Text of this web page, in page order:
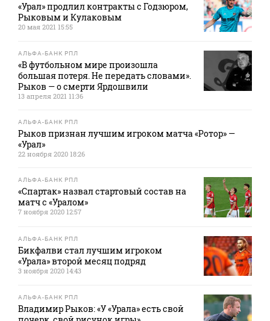
«Урал» продлил контракты с Годзюром,
Рыковым и Кулаковым
20 мая 2021 15:55
АЛЬФА-БАНК РПЛ
«В футбольном мире произошла
большая потеря. Не передать словами».
Рыков — о смерти Ярдошвили
13 апреля 2021 11:36
АЛЬФА-БАНК РПЛ
Рыков признан лучшим игроком матча «Ротор» —
«Урал»
22 ноября 2020 18:26
АЛЬФА-БАНК РПЛ
«Спартак» назвал стартовый состав на
матч с «Уралом»
7 ноября 2020 12:57
АЛЬФА-БАНК РПЛ
Бикфалви стал лучшим игроком
«Урала» второй месяц подряд
3 ноября 2020 14:43
АЛЬФА-БАНК РПЛ
Владимир Рыков: «У «Урала» есть свой